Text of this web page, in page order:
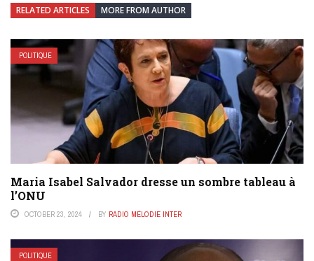
RELATED ARTICLES MORE FROM AUTHOR
POLITIQUE
Maria Isabel Salvador dresse un sombre tableau à
l’ONU
OCTOBER 23, 2024 BY RADIO MÉLODIE INTER
POLITIQUE